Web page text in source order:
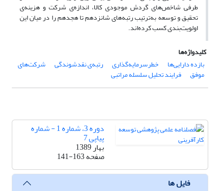
طرفی شاخص‌های گردش موجودی کالا، اندازه‌ی شرکت و هزینه‌ی
تحقیق و توسعه به‌ترتیب رتبه‌های شانزدهم تا هجدهم را در میان این
اولویت‌بندی کسب کرده‌اند.
کلیدواژه‌ها
بازده دارایی‌ها
خطرسرمایه‌گذاری رتبه‌ی نقدشوندگی شرکت‌های
موفق فرایند تحلیل سلسله مراتبی
دوره 3، شماره 1 - شماره
پیاپی 7
بهار 1389
صفحه141-163
فایل ها